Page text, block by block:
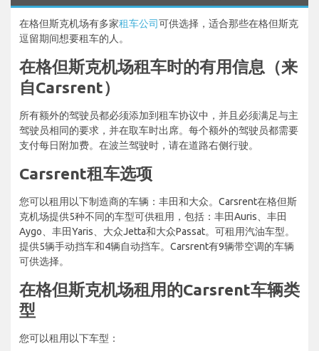
在格但斯克机场有多家租车公司可供选择，适合那些在格但斯克
逗留期间想要租车的人。
在格但斯克机场租车时的有用信息（来
自Carsrent）
所有额外的驾驶员都必须添加到租车协议中，并且必须满足与主
驾驶员相同的要求，并在取车时出席。每个额外的驾驶员都需要
支付每日附加费。在波兰驾驶时，请在道路右侧行驶。
Carsrent租车选项
您可以租用以下制造商的车辆：丰田和大众。Carsrent在格但斯
克机场提供5种不同的车型可供租用，包括：丰田Auris、丰田
Aygo、丰田Yaris、大众Jetta和大众Passat。可租用汽油车型。
提供5辆手动挡车和4辆自动挡车。Carsrent有9辆带空调的车辆
可供选择。
在格但斯克机场租用的Carsrent车辆类
型
您可以租用以下车型：